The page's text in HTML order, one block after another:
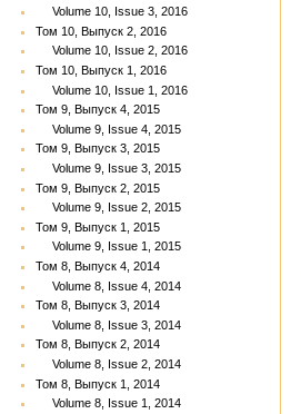
Volume 10, Issue 3, 2016
Том 10, Выпуск 2, 2016
Volume 10, Issue 2, 2016
Том 10, Выпуск 1, 2016
Volume 10, Issue 1, 2016
Том 9, Выпуск 4, 2015
Volume 9, Issue 4, 2015
Том 9, Выпуск 3, 2015
Volume 9, Issue 3, 2015
Том 9, Выпуск 2, 2015
Volume 9, Issue 2, 2015
Том 9, Выпуск 1, 2015
Volume 9, Issue 1, 2015
Том 8, Выпуск 4, 2014
Volume 8, Issue 4, 2014
Том 8, Выпуск 3, 2014
Volume 8, Issue 3, 2014
Том 8, Выпуск 2, 2014
Volume 8, Issue 2, 2014
Том 8, Выпуск 1, 2014
Volume 8, Issue 1, 2014